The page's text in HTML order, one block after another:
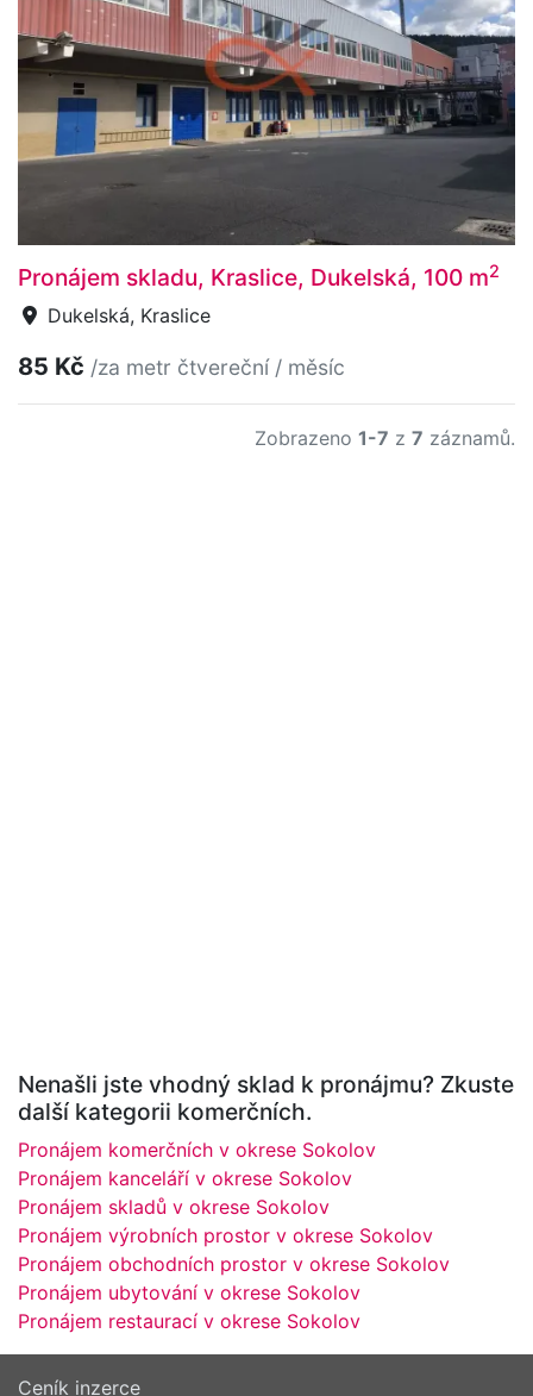
Pronájem skladu, Kraslice, Dukelská, 100 m2
Dukelská, Kraslice
85 Kč /za metr čtvereční / měsíc
Zobrazeno 1-7 z 7 záznamů.
Nenašli jste vhodný sklad k pronájmu? Zkuste
další kategorii komerčních.
Pronájem komerčních v okrese Sokolov
Pronájem kanceláří v okrese Sokolov
Pronájem skladů v okrese Sokolov
Pronájem výrobních prostor v okrese Sokolov
Pronájem obchodních prostor v okrese Sokolov
Pronájem ubytování v okrese Sokolov
Pronájem restaurací v okrese Sokolov
Ceník inzerce